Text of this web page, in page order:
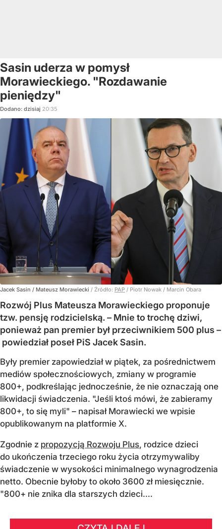
Sasin uderza w pomysł
Morawieckiego. "Rozdawanie
pieniędzy"
Dodano: dzisiaj 20:35
Jacek Sasin / Mateusz Morawiecki / Źródło: PAP / Piotr Nowak / Marcin Obara
Rozwój Plus Mateusza Morawieckiego proponuje
tzw. pensję rodzicielską. – Mnie to trochę dziwi,
ponieważ pan premier był przeciwnikiem 500 plus –
powiedział poseł PiS Jacek Sasin.
Były premier zapowiedział w piątek, za pośrednictwem
mediów społecznościowych, zmiany w programie
800+, podkreślając jednocześnie, że nie oznaczają one
likwidacji świadczenia. "Jeśli ktoś mówi, że zabieramy
800+, to się myli" – napisał Morawiecki we wpisie
opublikowanym na platformie X.
Zgodnie z propozycją Rozwoju Plus, rodzice dzieci
do ukończenia trzeciego roku życia otrzymywaliby
świadczenie w wysokości minimalnego wynagrodzenia
netto. Obecnie byłoby to około 3600 zł miesięcznie.
"800+ nie znika dla starszych dzieci....